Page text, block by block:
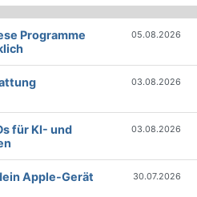
Programme
05.08.2026
03.08.2026
für KI- und
03.08.2026
Apple-Gerät
30.07.2026